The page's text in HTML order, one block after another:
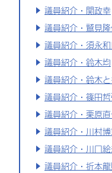
議員紹介・関政幸
議員紹介・鷲見
議員紹介・須永
議員紹介・鈴木均
議員紹介・鈴木
議員紹介・篠田
議員紹介・栗原
議員紹介・川村
議員紹介・川口
議員紹介・折本